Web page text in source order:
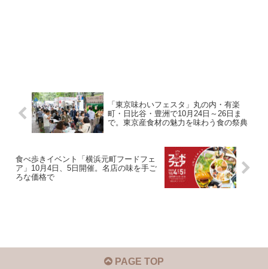
「東京味わいフェスタ」丸の内・有楽
町・日比谷・豊洲で10月24日～26日ま
で。東京産食材の魅力を味わう食の祭典
食べ歩きイベント「横浜元町フードフェ
ア」10月4日、5日開催。名店の味を手ご
ろな価格で
PAGE TOP